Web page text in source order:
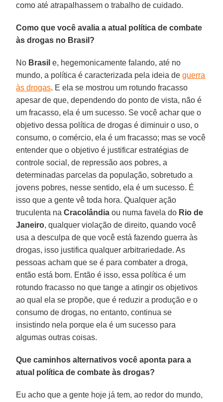
como até atrapalhassem o trabalho de cuidado.
Como que você avalia a atual política de combate
às drogas no Brasil?
No Brasil e, hegemonicamente falando, até no
mundo, a política é caracterizada pela ideia deguerra
às drogas. E ela se mostrou um rotundo fracasso
apesar de que, dependendo do ponto de vista, não é
um fracasso, ela é um sucesso. Se você achar que o
objetivo dessa política de drogas é diminuir o uso, o
consumo, o comércio, ela é um fracasso; mas se você
entender que o objetivo é justificar estratégias de
controle social, de repressão aos pobres, a
determinadas parcelas da população, sobretudo a
jovens pobres, nesse sentido, ela é um sucesso. É
isso que a gente vê toda hora. Qualquer ação
truculenta naCracolândia ou numa favela do Rio de
Janeiro, qualquer violação de direito, quando você
usa a desculpa de que você está fazendo guerra às
drogas, isso justifica qualquer arbitrariedade. As
pessoas acham que se é para combater a droga,
então está bom. Então é isso, essa política é um
rotundo fracasso no que tange a atingir os objetivos
ao qual ela se propõe, que é reduzir a produção e o
consumo de drogas, no entanto, continua se
insistindo nela porque ela é um sucesso para
algumas outras coisas.
Que caminhos alternativos você aponta para a
atual política de combate às drogas?
Eu acho que a gente hoje já tem, ao redor do mundo,